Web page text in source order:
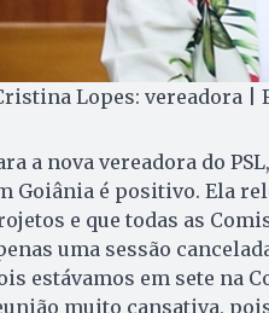
Lopes: vereadora |
a nova vereadora do
Goiânia é positivo. Ela
e que todas as
uma sessão
estávamos em sete na
muito cansativa,